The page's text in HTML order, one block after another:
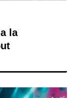
la